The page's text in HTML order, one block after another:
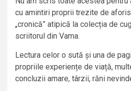
cu amintiri proprii trezite de
„cronică” atipică la colecția de
scriitorul din Vama.
Lectura celor o sută și una de
propriile experiențe de viață,
concluzii amare, târzii, răni